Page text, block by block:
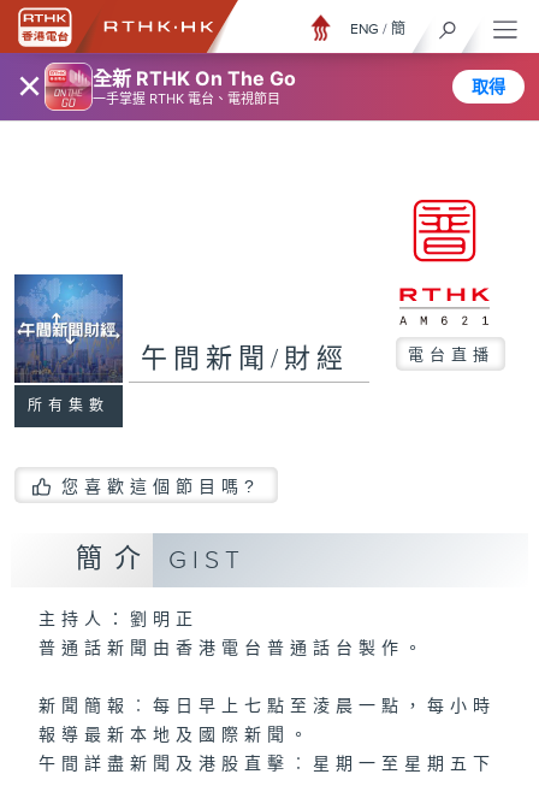
× 全新 RTHK On The Go
一手掌握 RTHK 電台、電視節目
取得
ENG / 簡
所有集數
午間新聞/財經 電台直播
您喜歡這個節目嗎?
簡介 GIST
主持人：劉明正
普通話新聞由香港電台普通話台製作。
新聞簡報︰每日早上七點至淩晨一點，每小時
報導最新本地及國際新聞。
午間詳盡新聞及港股直擊︰星期一至星期五下